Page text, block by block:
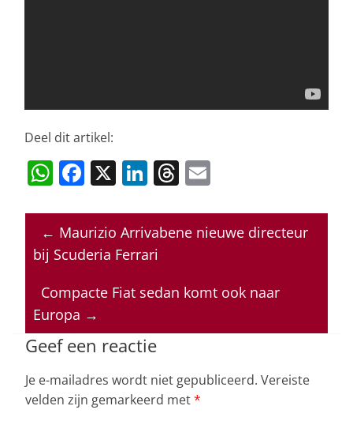
Deel dit artikel:
W
at
s
p
p
F
c
e
o
o
k
X Li
k
e
n
T
re
a
s
ai
l
← Maurizio Arrivabene nieuwe directeur
bij Scuderia Ferrari
Compacte Fiat sedan komt ook naar
Europa →
Geef een reactie
Je e-mailadres wordt niet gepubliceerd. Vereiste
velden zijn gemarkeerd met*